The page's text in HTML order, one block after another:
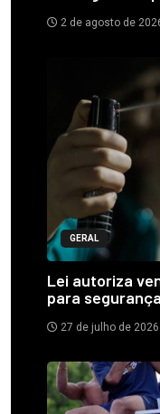
2 de agosto de
GERAL
Lei autoriza
para
27 de julho de 2026